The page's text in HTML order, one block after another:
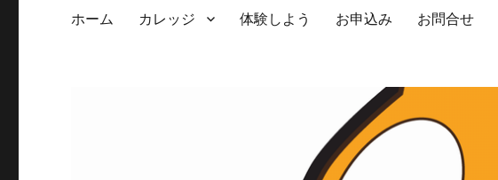
ホーム カレッジ 体験しよう お申込み お問合せ